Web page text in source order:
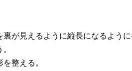
裏が見えるように縦長になるよう
整える。